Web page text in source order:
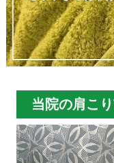
当院の肩こ